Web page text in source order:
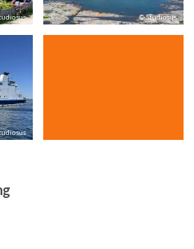
© Studiosus